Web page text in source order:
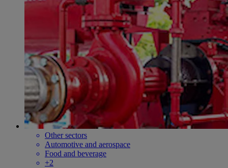
Other sectors
Automotive and aerospace
Food and beverage
+2